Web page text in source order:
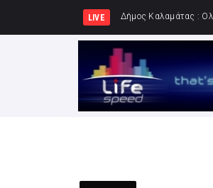
LIVE Δήμος Πειραιά :